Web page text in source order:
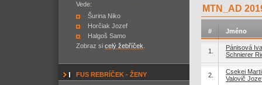
Vede:
Šurina Niko
Horčiak Jozef
Halgoš Samo
Zobraz si celý žebříček
FUS REBRÍČEK - ŽENY
MTN_AD
# Jméno
1.
Pánisová
Schnierer
2.
Csekei
Valovič